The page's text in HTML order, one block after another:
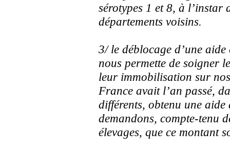
sérotypes 1 et 8, à l’instar
départements voisins.
3/ le déblocage d’une
nous permette de soigner
leur immobilisation sur
France avait l’an passé,
différents, obtenu une
demandons, compte-tenu
élevages, que ce montant